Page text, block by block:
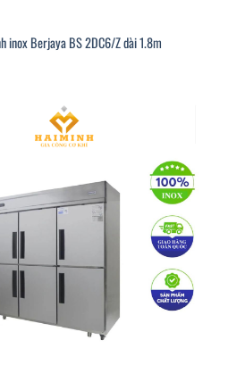
inox Berjaya BS 2DC6/Z dài 1.8m